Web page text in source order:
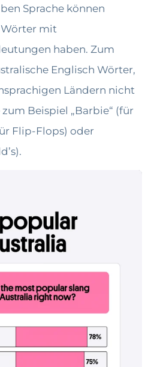
Sprache können
mit
haben. Zum
Englisch Wörter,
Ländern nicht
Beispiel „Barbie“ (für
Flip-Flops) oder